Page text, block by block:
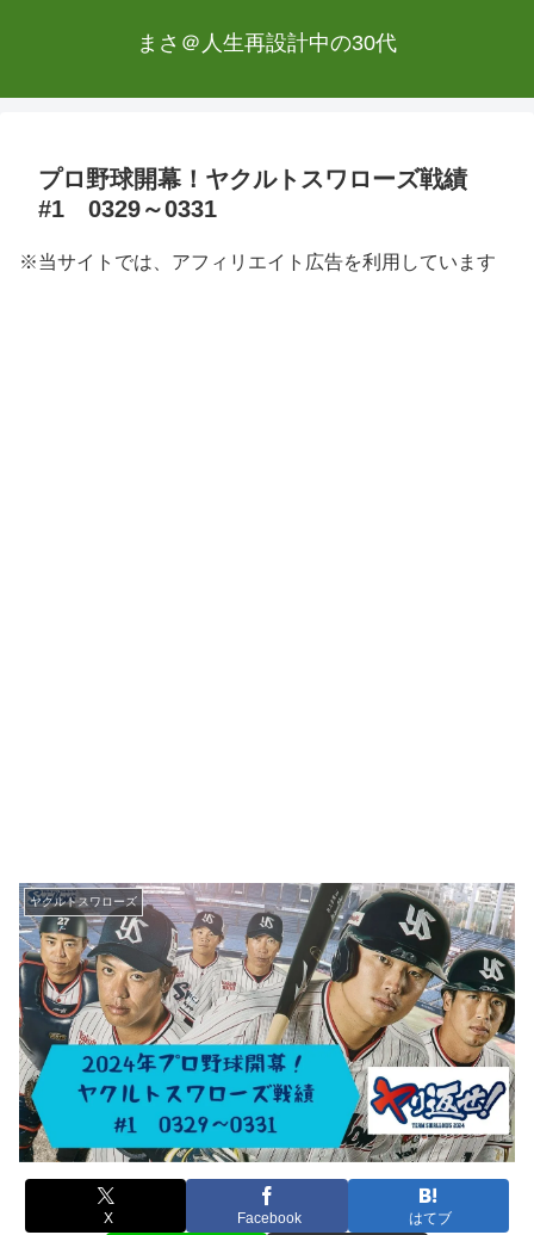
まさ＠人生再設計中の30代
プロ野球開幕！ヤクルトスワローズ戦績
#1 0329～0331
※当サイトでは、アフィリエイト広告を利用しています
ヤクルトスワローズ
X Facebook はてブ